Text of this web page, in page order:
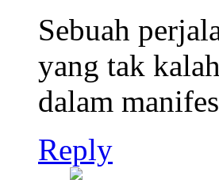
Sebuah
yang tak
dalam
Reply